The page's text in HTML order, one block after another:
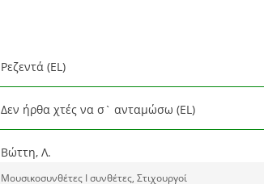
Ρεζεντά (EL)
Δεν ήρθα χτές να σ` ανταμώσω (EL)
Βώττη, Λ.
Μουσικοσυνθέτες I συνθέτες, Στιχουργοί